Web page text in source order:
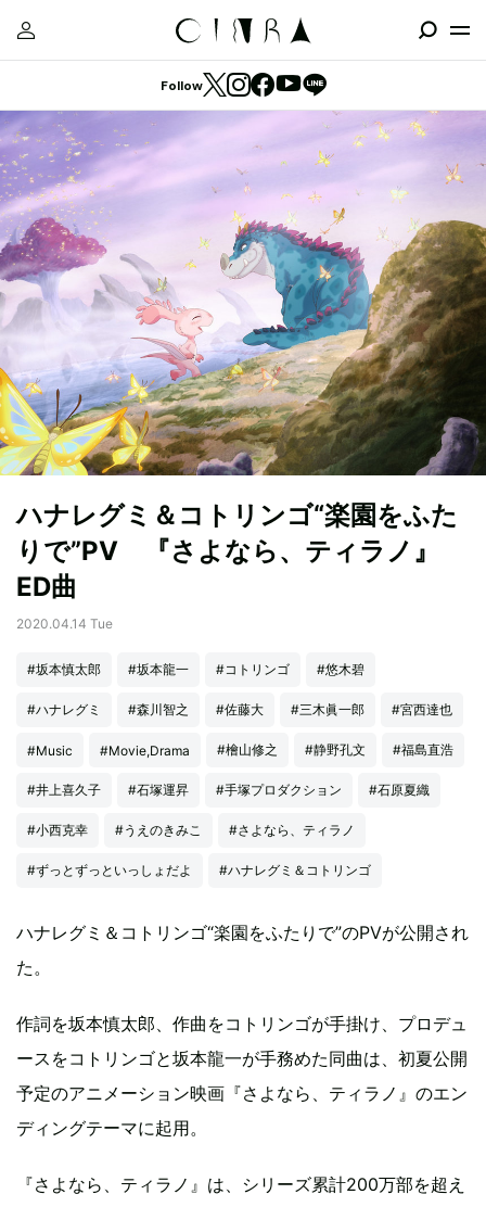
Follow
ハナレグミ＆コトリンゴ“楽園をふた
りで”PV 『さよなら、ティラノ』
ED曲
2020.04.14 Tue
#坂本慎太郎 #坂本龍一 #コトリンゴ #悠木碧
#ハナレグミ #森川智之 #佐藤大 #三木眞一郎 #宮西達也
#Music #Movie,Drama #檜山修之 #静野孔文 #福島直浩
#井上喜久子 #石塚運昇 #手塚プロダクション #石原夏織
#小西克幸 #うえのきみこ #さよなら、ティラノ
#ずっとずっといっしょだよ #ハナレグミ＆コトリンゴ
ハナレグミ＆コトリンゴ“楽園をふたりで”のPVが公開され
た。
作詞を坂本慎太郎、作曲をコトリンゴが手掛け、プロデュ
ースをコトリンゴと坂本龍一が手務めた同曲は、初夏公開
予定のアニメーション映画『さよなら、ティラノ』のエン
ディングテーマに起用。
『さよなら、ティラノ』は、シリーズ累計200万部を超え